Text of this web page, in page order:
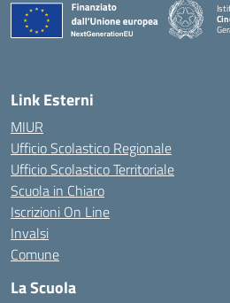
Link Esterni
MIUR
Ufficio Scolastico Regionale
Ufficio Scolastico Territoriale
Scuola in Chiaro
Iscrizioni On Line
Invalsi
Comune
La Scuola